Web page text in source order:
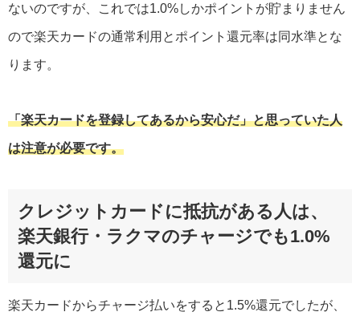
ないのですが、これでは1.0%しかポイントが貯まりません
ので楽天カードの通常利用とポイント還元率は同水準とな
ります。
「楽天カードを登録してあるから安心だ」と思っていた人
は注意が必要です。
クレジットカードに抵抗がある人は、
楽天銀行・ラクマのチャージでも1.0%
還元に
楽天カードからチャージ払いをすると1.5%還元でしたが、